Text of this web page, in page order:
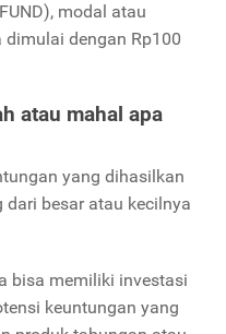
modal atau
dengan Rp100
atau mahal apa
yang dihasilkan
besar atau kecilnya
bisa memiliki investasi
keuntungan yang